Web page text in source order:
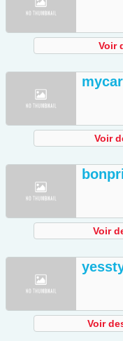
Voir
Voir
Voir
Voir